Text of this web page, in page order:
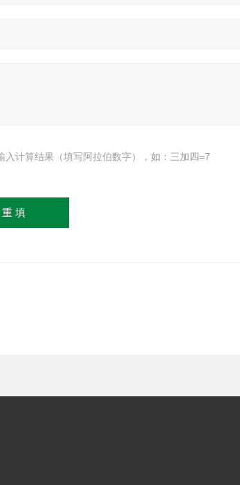
入计算结果（填写阿拉伯数字），如：三加四=7